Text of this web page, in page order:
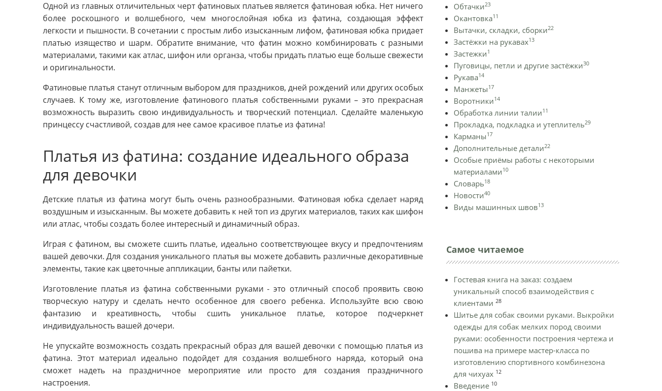
Одной из главных отличительных черт фатиновых платьев является фатиновая юбка. Нет ничего
более роскошного и волшебного, чем многослойная юбка из фатина, создающая эффект
легкости и пышности. В сочетании с простым либо изысканным лифом, фатиновая юбка придает
платью изящество и шарм. Обратите внимание, что фатин можно комбинировать с разными
материалами, такими как атлас, шифон или органза, чтобы придать платью еще больше свежести
и оригинальности.
Фатиновые платья станут отличным выбором для праздников, дней рождений или других особых
случаев. К тому же, изготовление фатинового платья собственными руками – это прекрасная
возможность выразить свою индивидуальность и творческий потенциал. Сделайте маленькую
принцессу счастливой, создав для нее самое красивое платье из фатина!
Платья из фатина: создание идеального образа
для девочки
Детские платья из фатина могут быть очень разнообразными. Фатиновая юбка сделает наряд
воздушным и изысканным. Вы можете добавить к ней топ из других материалов, таких как шифон
или атлас, чтобы создать более интересный и динамичный образ.
Играя с фатином, вы сможете сшить платье, идеально соответствующее вкусу и предпочтениям
вашей девочки. Для создания уникального платья вы можете добавить различные декоративные
элементы, такие как цветочные аппликации, банты или пайетки.
Изготовление платья из фатина собственными руками - это отличный способ проявить свою
творческую натуру и сделать нечто особенное для своего ребенка. Используйте всю свою
фантазию и креативность, чтобы сшить уникальное платье, которое подчеркнет
индивидуальность вашей дочери.
Не упускайте возможность создать прекрасный образ для вашей девочки с помощью платья из
фатина. Этот материал идеально подойдет для создания волшебного наряда, который она
сможет надеть на праздничное мероприятие или просто для создания праздничного
настроения.
Обтачки23
Окантовка11
Вытачки, складки, сборки22
Застёжки на рукавах13
Застежки1
Пуговицы, петли и другие застёжки30
Рукава14
Манжеты17
Воротники14
Обработка линии талии11
Прокладка, подкладка и утеплитель29
Карманы17
Дополнительные детали22
Особые приёмы работы с некоторыми
материалами10
Словарь18
Новости40
Виды машинных швов13
Самое читаемое
Гостевая книга на заказ: создаем
уникальный способ взаимодействия с
клиентами 28
Шитье для собак своими руками. Выкройки
одежды для собак мелких пород своими
руками: особенности построения чертежа и
пошива на примере мастер-класса по
изготовлению спортивного комбинезона
для чихуах 12
Введение 10